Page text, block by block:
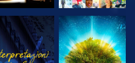
GUARDA
ESPLORA LE
SERIE